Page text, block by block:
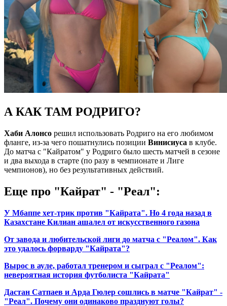
А КАК ТАМ РОДРИГО?
Хаби Алонсо решил использовать Родриго на его любимом
фланге, из-за чего пошатнулись позиции Винисиуса в клубе.
До матча с "Кайратом" у Родриго было шесть матчей в сезоне
и два выхода в старте (по разу в чемпионате и Лиге
чемпионов), но без результативных действий.
Еще про "Кайрат" - "Реал":
У Мбаппе хет-трик против "Кайрата". Но 4 года назад в
Казахстане Килиан ашалел от искусственного газона
От завода и любительской лиги до матча с "Реалом". Как
это удалось форварду "Кайрата"?
Вырос в ауле, работал тренером и сыграл с "Реалом":
невероятная история футболиста "Кайрата"
Дастан Сатпаев и Арда Гюлер сошлись в матче "Кайрат" -
"Реал". Почему они одинаково празднуют голы?